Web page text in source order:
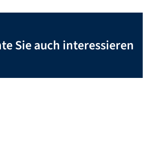
Sie auch interessieren